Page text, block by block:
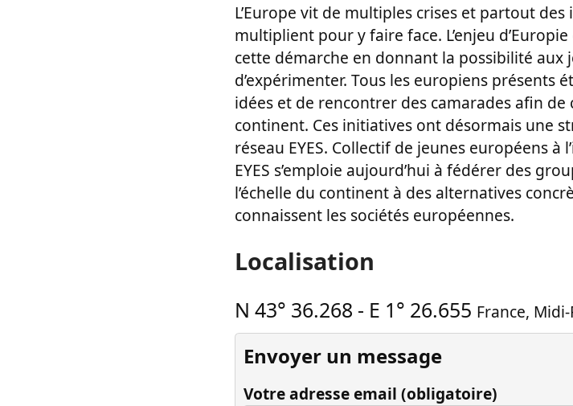
L’Europe vit de multiples crises et partout
multiplient pour y faire face. L’enjeu
cette démarche en donnant la possibilité aux
d’expérimenter. Tous les europiens présents
idées et de rencontrer des camarades afin
continent. Ces initiatives ont désormais une
réseau EYES. Collectif de jeunes européens à
EYES s’emploie aujourd’hui à fédérer des
l’échelle du continent à des alternatives
connaissent les sociétés européennes.
Localisation
N 43° 36.268 - E 1° 26.655 France,
Envoyer un message
Votre adresse email (obligatoire)